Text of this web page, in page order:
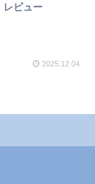
レビュー
2025.12.04